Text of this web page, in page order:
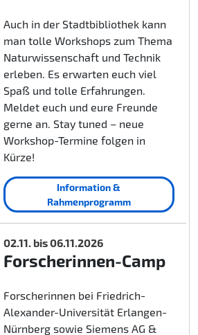
Auch in der Stadtbibliothek kann
man tolle Workshops zum Thema
Naturwissenschaft und Technik
erleben. Es erwarten euch viel
Spaß und tolle Erfahrungen.
Meldet euch und eure Freunde
gerne an. Stay tuned – neue
Workshop-Termine folgen in
Kürze!
Information &
Rahmenprogramm
02.11. bis 06.11.2026
Forscherinnen-Camp
Forscherinnen bei Friedrich-
Alexander-Universität Erlangen-
Nürnberg sowie Siemens AG &